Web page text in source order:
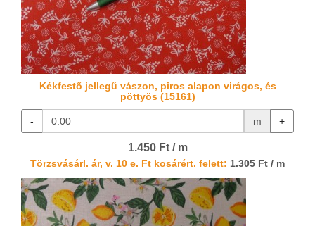
Kékfestő jellegű vászon, piros alapon virágos, és
pöttyös (15161)
- m +
1.450 Ft / m
Törzsvásárl. ár, v. 10 e. Ft kosárért. felett: 1.305 Ft / m